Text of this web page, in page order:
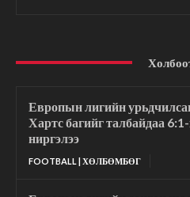
Европын лигийн
Хартс багийг талбайдаа
ниргэлээ
FOOTBALL | ХӨЛБӨМБӨГ